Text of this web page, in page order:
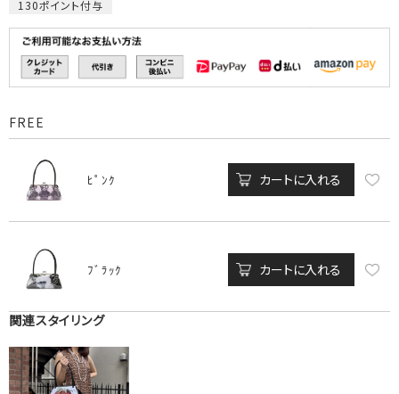
130ポイント付与
FREE
ﾋﾟﾝｸ カートに入れる
ﾌﾞﾗｯｸ カートに入れる
関連スタイリング